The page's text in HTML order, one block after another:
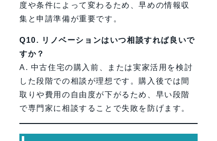
度や条件によって変わるため、早めの情報収
集と申請準備が重要です。
Q10. リノベーションはいつ相談すれば良いで
すか？
A. 中古住宅の購入前、または実家活用を検討
した段階での相談が理想です。購入後では間
取りや費用の自由度が下がるため、早い段階
で専門家に相談することで失敗を防げます。